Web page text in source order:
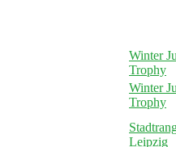
Winter
Trophy
Winter
Trophy
Leipzig